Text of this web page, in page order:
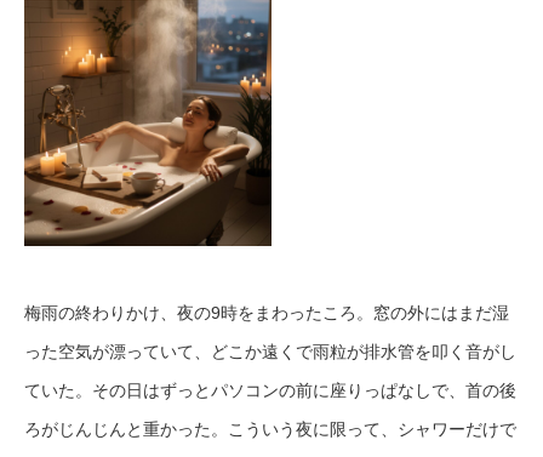
梅雨の終わりかけ、夜の9時をまわったころ。窓の外にはまだ湿
った空気が漂っていて、どこか遠くで雨粒が排水管を叩く音がし
ていた。その日はずっとパソコンの前に座りっぱなしで、首の後
ろがじんじんと重かった。こういう夜に限って、シャワーだけで